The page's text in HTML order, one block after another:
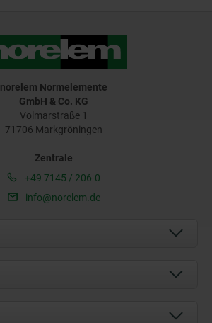
norelem Normelemente
GmbH & Co. KG
Volmarstraße 1
71706 Markgröningen
Zentrale
+49 7145 / 206-0
info@norelem.de